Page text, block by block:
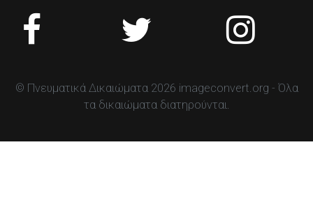
© Πνευματικά Δικαιώματα 2026 imageconvert.org - Όλα
τα δικαιώματα διατηρούνται.